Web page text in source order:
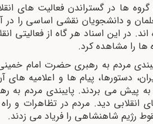
ها در گستراندن فعالیت های
و دانشجویان نقشی اساسی را در
اند. در این اسناد هر گاه از فعالیتی
را مشاهده کرد.
مردم به رهبری حضرت امام
دستورها، پیام ها و اعلامیه
به پیش می بردند. پایبندی مردم به
انقلابی دید. مردم در تظاهرات و
رژیم شاهنشاهی را فریاد می زدند.